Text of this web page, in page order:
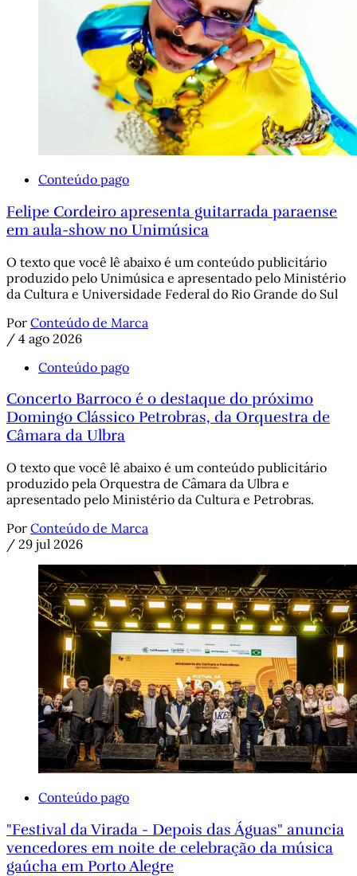
Conteúdo pago
Felipe Cordeiro apresenta guitarrada paraense
em aula-show no Unimúsica
O texto que você lê abaixo é um conteúdo publicitário
produzido pelo Unimúsica e apresentado pelo Ministério
da Cultura e Universidade Federal do Rio Grande do Sul
Por Conteúdo de Marca
/ 4 ago 2026
Conteúdo pago
Concerto Barroco é o destaque do próximo
Domingo Clássico Petrobras, da Orquestra de
Câmara da Ulbra
O texto que você lê abaixo é um conteúdo publicitário
produzido pela Orquestra de Câmara da Ulbra e
apresentado pelo Ministério da Cultura e Petrobras.
Por Conteúdo de Marca
/ 29 jul 2026
Conteúdo pago
"Festival da Virada - Depois das Águas" anuncia
vencedores em noite de celebração da música
gaúcha em Porto Alegre